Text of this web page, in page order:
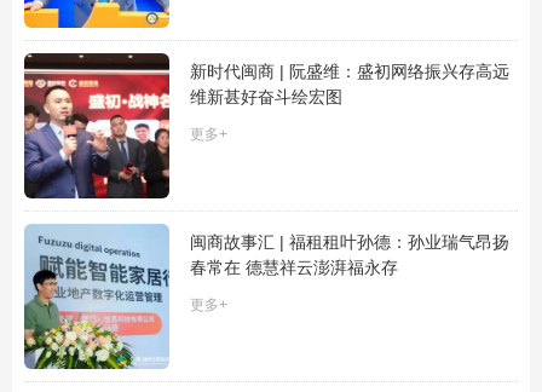
新时代闽商 | 阮盛维：盛初网络振兴存高远
维新甚好奋斗绘宏图
更多+
闽商故事汇 | 福租租叶孙德：孙业瑞气昂扬
春常在 德慧祥云澎湃福永存
更多+